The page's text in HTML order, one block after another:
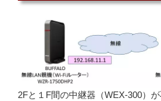
2Fと１F間の中継器（WEX-300）